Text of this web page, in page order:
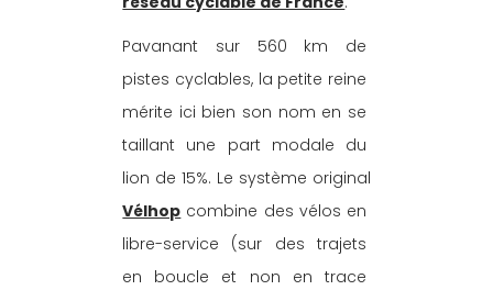
Pavanant sur 560 km de
pistes cyclables, la petite reine
mérite ici bien son nom en se
taillant une part modale du
lion de 15%. Le système original
Vélhop combine des vélos en
libre-service (sur des trajets
en boucle et non en trace